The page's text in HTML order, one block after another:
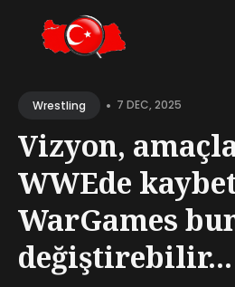
for
Blog
Wrestling • 7 DEC, 2025
Vizyon,
WWEde
WarGames
değiştirebilir...